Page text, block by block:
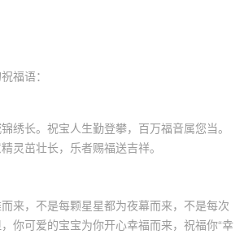
福语：
绣长。祝宝人生勤登攀，百万福音属您当。
灵茁壮长，乐者赐福送吉祥。
来，不是每颗星星都为夜幕而来，不是每次
你可爱的宝宝为你开心幸福而来，祝福你“幸